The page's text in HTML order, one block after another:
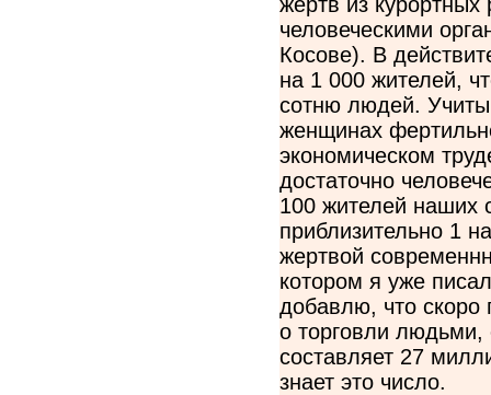
человеческими
Косове). В
на 1 000 жителей,
сотню людей.
женщинах
экономическом
достаточно
100 жителей наших
приблизительно 1
жертвой
котором я уже
добавлю, что
о торговли людьми,
составляет 27
знает это число.